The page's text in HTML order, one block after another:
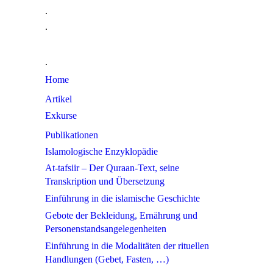
.
.
.
Home
Artikel
Exkurse
Publikationen
Islamologische Enzyklopädie
At-tafsiir – Der Quraan-Text, seine
Transkription und Übersetzung
Einführung in die islamische Geschichte
Gebote der Bekleidung, Ernährung und
Personenstandsangelegenheiten
Einführung in die Modalitäten der rituellen
Handlungen (Gebet, Fasten, …)